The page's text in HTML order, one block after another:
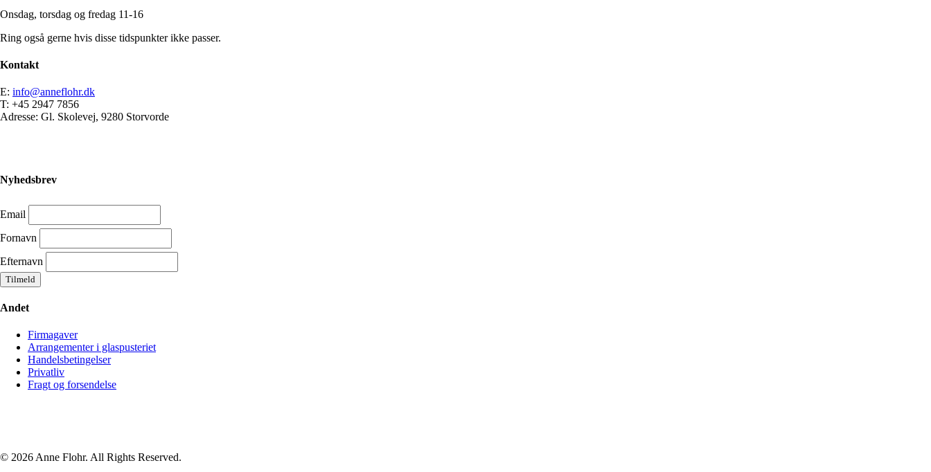
Onsdag, torsdag og fredag 11-16
Ring også gerne hvis disse tidspunkter ikke passer.
Kontakt
E: info@anneflohr.dk
T: +45 2947 7856
Adresse: Gl. Skolevej, 9280 Storvorde
Nyhedsbrev
Email
Fornavn
Efternavn
Andet
Firmagaver
Arrangementer i glaspusteriet
Handelsbetingelser
Privatliv
Fragt og forsendelse
© 2026 Anne Flohr. All Rights Reserved.